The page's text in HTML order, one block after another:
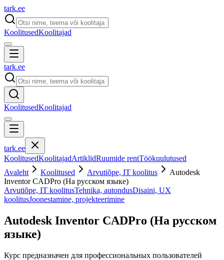
tark.ee
KoolitusedKoolitajad
tark.ee
KoolitusedKoolitajad
tark.ee
KoolitusedKoolitajadArtiklidRuumide rentTöökuulutused
Avaleht
Koolitused Arvutiõpe, IT koolitus
Autodesk
Inventor CADPro (На русском языке)
Arvutiõpe, IT koolitusTehnika, autondusDisaini, UX
koolitusJoonestamine, projekteerimine
Autodesk Inventor CADPro (На русском
языке)
Курс предназначен для профессиональных пользователей